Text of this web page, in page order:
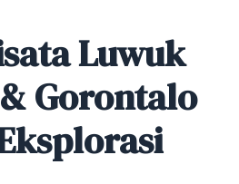
Luwuk
Gorontalo